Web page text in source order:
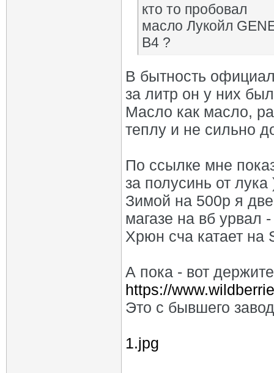
кто то пробовал
масло Лукойл
В4 ?
В бытность
за литр он у них
Масло как масло,
теплу и не сильно
По ссылке мне
за полусинь от лука
Зимой на 500р я
магазе на вб урвал
Хрюн сча катает на
А пока - вот
https://
Это с бывшего
1.jpg